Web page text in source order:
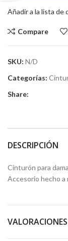
Añadir a la lista de
Compare
SKU: N/D
Categorías:
Share:
DESCRIPCIÓN
Cinturón para
Accesorio hecho a